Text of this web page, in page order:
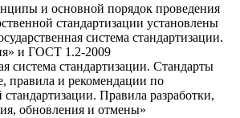
и основной порядок проведения
стандартизации установлены
система стандартизации.
и ГОСТ 1.2-2009
система стандартизации. Стандарты
правила и рекомендации по
Правила разработки,
обновления и отмены»